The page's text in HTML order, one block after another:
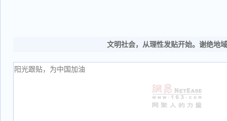
文明社会，从理性发贴开始。谢绝地